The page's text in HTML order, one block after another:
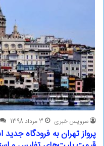
سرویس خبری 3 مرداد 1398
پرواز تهران به فرودگاه